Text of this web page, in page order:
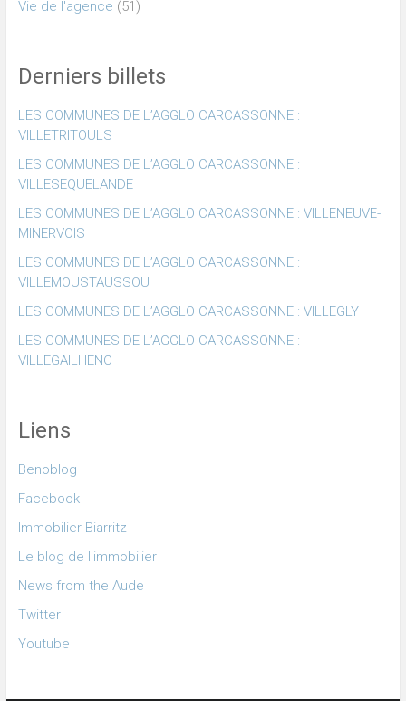
Vie de l'agence (51)
Derniers billets
LES COMMUNES DE L’AGGLO CARCASSONNE :
VILLETRITOULS
LES COMMUNES DE L’AGGLO CARCASSONNE :
VILLESEQUELANDE
LES COMMUNES DE L’AGGLO CARCASSONNE : VILLENEUVE-
MINERVOIS
LES COMMUNES DE L’AGGLO CARCASSONNE :
VILLEMOUSTAUSSOU
LES COMMUNES DE L’AGGLO CARCASSONNE : VILLEGLY
LES COMMUNES DE L’AGGLO CARCASSONNE :
VILLEGAILHENC
Liens
Benoblog
Facebook
Immobilier Biarritz
Le blog de l'immobilier
News from the Aude
Twitter
Youtube